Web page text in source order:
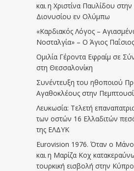
και η Χριστίνα Παυλίδου
Διονυσίου εν Ολύμπω
«Καρδιακός Λόγος –
Νοσταλγία» – Ο Άγιος
Ομιλία Γέροντα Εφραίμ σε
στη Θεσσαλονίκη
Συνέντευξη του ηθοποιού
Αγαθοκλέους στην
Λευκωσία: Τελετή
των οστών 16 Ελλαδιτών
της ΕΛΔΥΚ
Eurovision 1976. Όταν ο
και η Μαρίζα Κοχ
τουρκική εισβολή στην